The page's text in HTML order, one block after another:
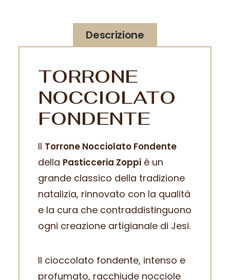
Descrizione
TORRONE
NOCCIOLATO
FONDENTE
Il Torrone Nocciolato Fondente
della Pasticceria Zoppi è un
grande classico della tradizione
natalizia, rinnovato con la qualità
e la cura che contraddistinguono
ogni creazione artigianale di Jesi.
Il cioccolato fondente, intenso e
profumato, racchiude nocciole